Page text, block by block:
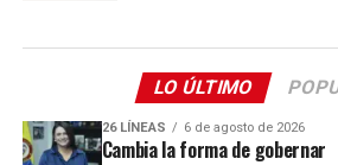
LO ÚLTIMO
26 LÍNEAS 6 de agosto de 2026
Cambia la forma de gobernar